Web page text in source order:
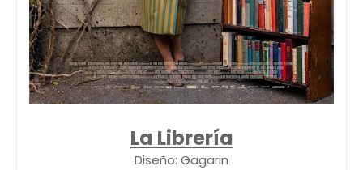
La Librería
Diseño: Gagarin